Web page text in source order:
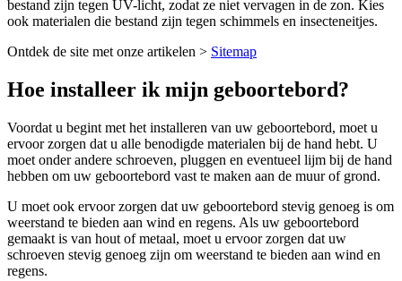
bestand zijn tegen UV-licht, zodat ze niet vervagen in de zon. Kies
ook materialen die bestand zijn tegen schimmels en insecteneitjes.
Ontdek de site met onze artikelen > Sitemap
Hoe installeer ik mijn geboortebord?
Voordat u begint met het installeren van uw geboortebord, moet u
ervoor zorgen dat u alle benodigde materialen bij de hand hebt. U
moet onder andere schroeven, pluggen en eventueel lijm bij de hand
hebben om uw geboortebord vast te maken aan de muur of grond.
U moet ook ervoor zorgen dat uw geboortebord stevig genoeg is om
weerstand te bieden aan wind en regens. Als uw geboortebord
gemaakt is van hout of metaal, moet u ervoor zorgen dat uw
schroeven stevig genoeg zijn om weerstand te bieden aan wind en
regens.